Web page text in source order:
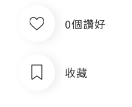
0個讚好
收藏